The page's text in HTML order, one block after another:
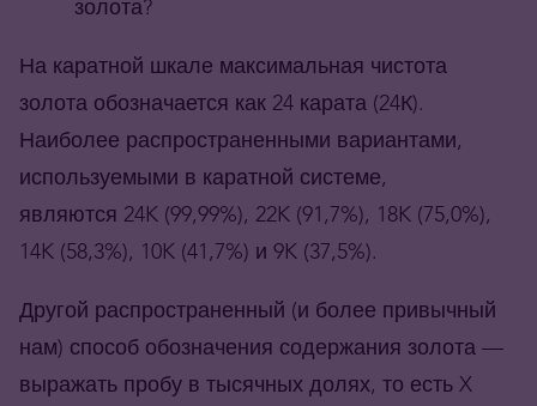
золота?
На каратной шкале максимальная чистота
золота обозначается как 24 карата (24К).
Наиболее распространенными вариантами,
используемыми в каратной системе,
являются 24K (99,99%), 22K (91,7%), 18K (75,0%),
14K (58,3%), 10K (41,7%) и 9K (37,5%).
Другой распространенный (и более привычный
нам) способ обозначения содержания золота —
выражать пробу в тысячных долях, то есть X